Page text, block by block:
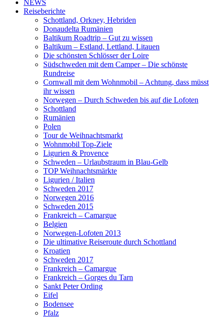
NEWS
Reiseberichte
Schottland, Orkney, Hebriden
Donaudelta Rumänien
Baltikum Roadtrip – Gut zu wissen
Baltikum – Estland, Lettland, Litauen
Die schönsten Schlösser der Loire
Südschweden mit dem Camper – Die schönste
Rundreise
Cornwall mit dem Wohnmobil – Achtung, dass müsst
ihr wissen
Norwegen – Durch Schweden bis auf die Lofoten
Schottland
Rumänien
Polen
Tour de Weihnachtsmarkt
Wohnmobil Top-Ziele
Ligurien & Provence
Schweden – Urlaubstraum in Blau-Gelb
TOP Weihnachtsmärkte
Ligurien / Italien
Schweden 2017
Norwegen 2016
Schweden 2015
Frankreich – Camargue
Belgien
Norwegen-Lofoten 2013
Die ultimative Reiseroute durch Schottland
Kroatien
Schweden 2017
Frankreich – Camargue
Frankreich – Gorges du Tarn
Sankt Peter Ording
Eifel
Bodensee
Pfalz